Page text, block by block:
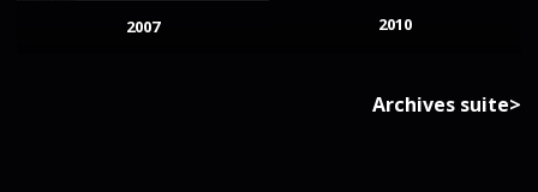
2007 2010
Archives suite>